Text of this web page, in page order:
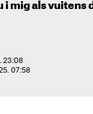
i mig als vuitens
23:08
07:58